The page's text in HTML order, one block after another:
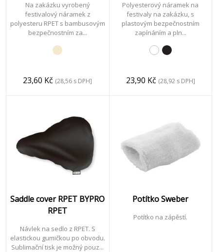
Na zakázku vyrobený
festivalový náramek z
polyesteru RPET s bambusovým
bezpečnostním za...
23,60 Kč (28,56 s DPH]
Polyesterový náramek na
festivaly na zakázku, s
plastovým bezpečnostním
zapínáním a pln...
23,90 Kč (28,92 s DPH]
Saddle cover RPET BYPRO
RPET
Návlek na sedlo z RPET. S
elastickou gumičkou po obvodu.
Sublimační tisk je možný pouz...
Potítko Sweber
Potítko na zápěstí.